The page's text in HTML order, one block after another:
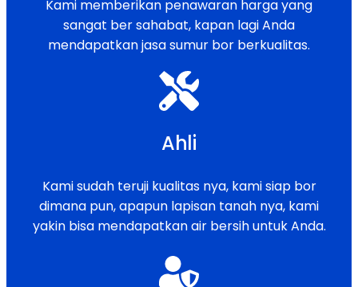
Kami memberikan penawaran harga yang
sangat ber sahabat, kapan lagi Anda
mendapatkan jasa sumur bor berkualitas.
Ahli
Kami sudah teruji kualitas nya, kami siap bor
dimana pun, apapun lapisan tanah nya, kami
yakin bisa mendapatkan air bersih untuk Anda.